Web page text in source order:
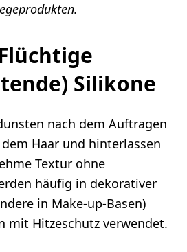
Silikone
nach dem Auftragen
Haar und hinterlassen
Textur ohne
häufig in dekorativer
in Make-up-Basen)
mit Hitzeschutz verwendet.